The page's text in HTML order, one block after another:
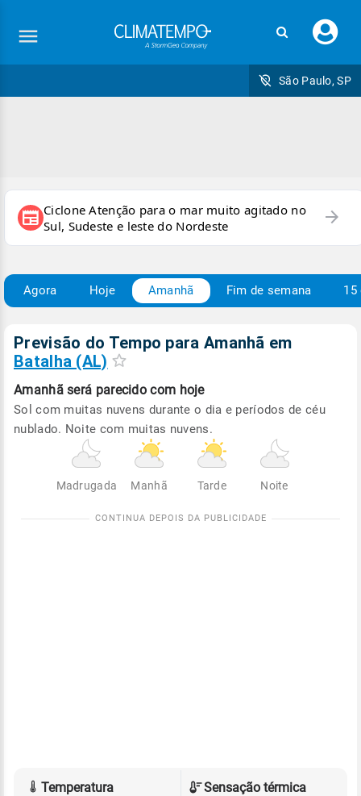
seu
São Paulo, SP
newspaper Ciclone Atenção para o mar muito agitado no
Sul, Sudeste e leste do Nordeste
arrow_forward
Agora Hoje Amanhã Fim de semana 15
Previsão do Tempo para Amanhã em
Batalha (AL)
Amanhã será parecido com hoje
Sol com muitas nuvens durante o dia e períodos de céu
nublado. Noite com muitas nuvens.
Madrugada Manhã Tarde Noite
Temperatura
Sensação térmica